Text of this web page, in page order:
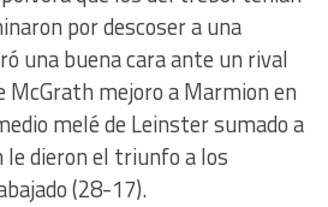
por descoser a una
una buena cara ante un rival
McGrath mejoro a Marmion en
melé de Leinster sumado a
le dieron el triunfo a los
(28-17).